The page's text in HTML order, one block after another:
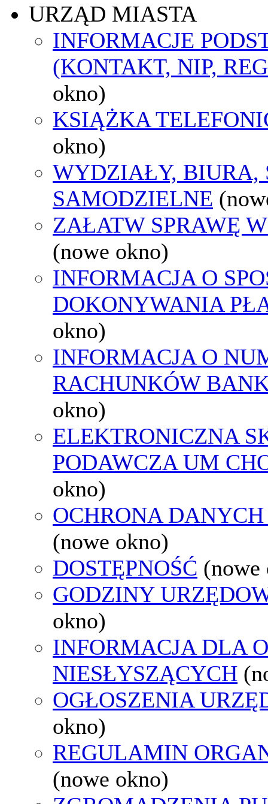
URZĄD MIASTA
INFORMACJE
(KONTAKT, NIP,
okno)
KSIĄŻKA
okno)
WYDZIAŁY, BIURA,
SAMODZIELNE
ZAŁATW SPRAWĘ
(nowe okno)
INFORMACJA O
DOKONYWANIA
okno)
INFORMACJA O
RACHUNKÓW
okno)
ELEKTRONICZNA
PODAWCZA UM
okno)
OCHRONA
(nowe okno)
DOSTĘPNOŚĆ (nowe
GODZINY
okno)
INFORMACJA DLA
NIESŁYSZĄCYCH
OGŁOSZENIA
okno)
REGULAMIN
(nowe okno)